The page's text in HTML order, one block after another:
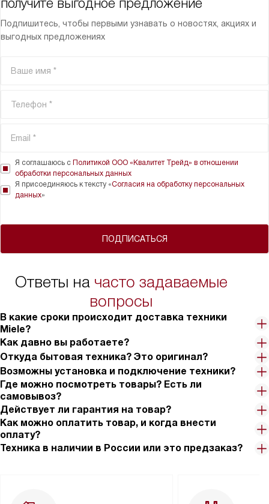
получите выгодное предложение
Подпишитесь, чтобы первыми узнавать о новостях, акциях и
выгодных предложениях
ПОДПИСАТЬСЯ
Я соглашаюсь с Политикой ООО «Квалитет Трейд» в отношении
обработки персональных данных
Я присоединяюсь к тексту «Согласия на обработку персональных
данных»
Ответы на часто задаваемые
вопросы
В какие сроки происходит доставка техники
Miele?
Как давно вы работаете?
Откуда бытовая техника? Это оригинал?
Возможны установка и подключение техники?
Где можно посмотреть товары? Есть ли
самовывоз?
Действует ли гарантия на товар?
Как можно оплатить товар, и когда внести
оплату?
Техника в наличии в России или это предзаказ?